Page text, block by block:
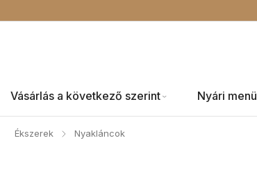
Vásárlás a következő szerint Nyári menü
Ékszerek / Nyakláncok